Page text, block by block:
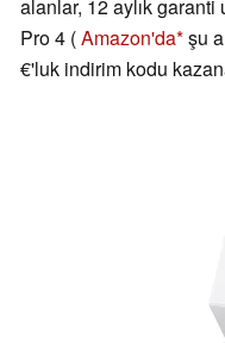
alanlar, 12 aylık garanti
Pro 4 (Amazon'da şu
€'luk indirim kodu